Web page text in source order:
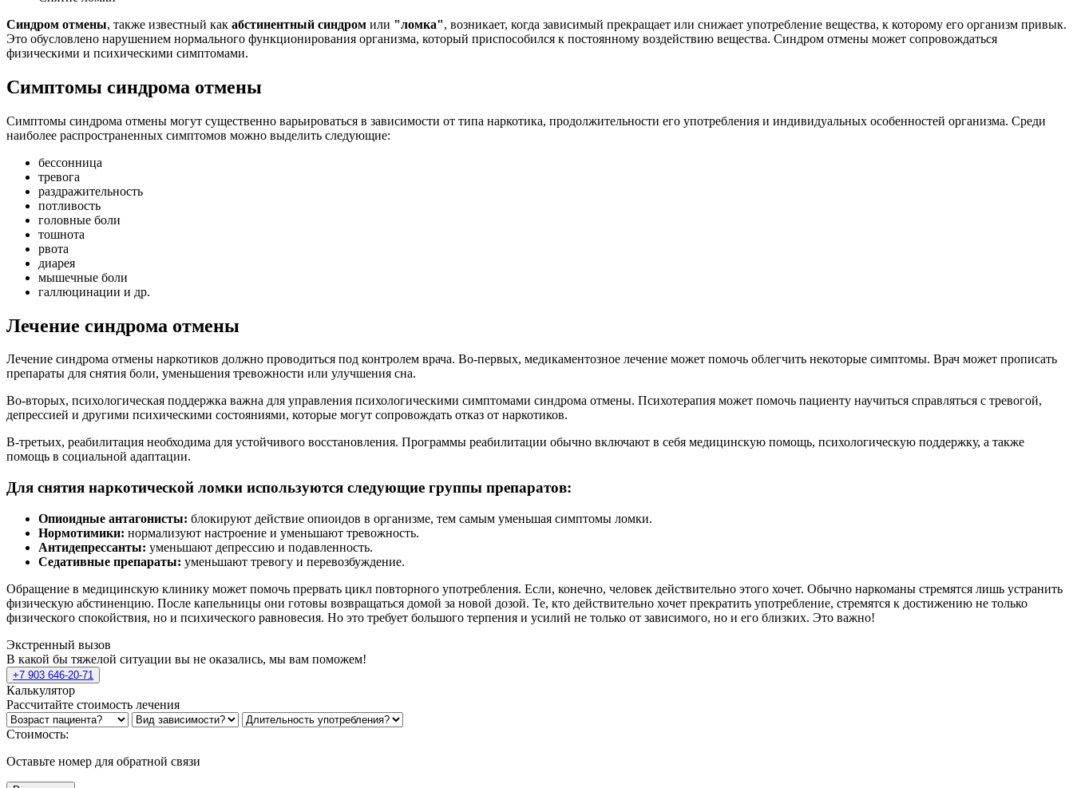
Синдром отмены, также известный как абстинентный синдром или "ломка", возникает, когда зависимый прекращает или снижает употребление вещества, к которому его организм привык.
Это обусловлено нарушением нормального функционирования организма, который приспособился к постоянному воздействию вещества. Синдром отмены может сопровождаться
физическими и психическими симптомами.
Симптомы синдрома отмены
Симптомы синдрома отмены могут существенно варьироваться в зависимости от типа наркотика, продолжительности его употребления и индивидуальных особенностей организма. Среди
наиболее распространенных симптомов можно выделить следующие:
бессонница
тревога
раздражительность
потливость
головные боли
тошнота
рвота
диарея
мышечные боли
галлюцинации и др.
Лечение синдрома отмены
Лечение синдрома отмены наркотиков должно проводиться под контролем врача. Во-первых, медикаментозное лечение может помочь облегчить некоторые симптомы. Врач может прописать
препараты для снятия боли, уменьшения тревожности или улучшения сна.
Во-вторых, психологическая поддержка важна для управления психологическими симптомами синдрома отмены. Психотерапия может помочь пациенту научиться справляться с тревогой,
депрессией и другими психическими состояниями, которые могут сопровождать отказ от наркотиков.
В-третьих, реабилитация необходима для устойчивого восстановления. Программы реабилитации обычно включают в себя медицинскую помощь, психологическую поддержку, а также
помощь в социальной адаптации.
Для снятия наркотической ломки используются следующие группы препаратов:
Опиоидные антагонисты: блокируют действие опиоидов в организме, тем самым уменьшая симптомы ломки.
Нормотимики: нормализуют настроение и уменьшают тревожность.
Антидепрессанты: уменьшают депрессию и подавленность.
Седативные препараты: уменьшают тревогу и перевозбуждение.
Обращение в медицинскую клинику может помочь прервать цикл повторного употребления. Если, конечно, человек действительно этого хочет. Обычно наркоманы стремятся лишь устранить
физическую абстиненцию. После капельницы они готовы возвращаться домой за новой дозой. Те, кто действительно хочет прекратить употребление, стремятся к достижению не только
физического спокойствия, но и психического равновесия. Но это требует большого терпения и усилий не только от зависимого, но и его близких. Это важно!
Экстренный вызов
В какой бы тяжелой ситуации вы не оказались, мы вам поможем!
+7 903 646-20-71
Калькулятор
Рассчитайте стоимость лечения
Стоимость:
Оставьте номер для обратной связи